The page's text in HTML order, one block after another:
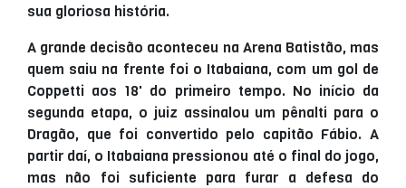
sua gloriosa história.
A grande decisão aconteceu na Arena Batistão, mas
quem saiu na frente foi o Itabaiana, com um gol de
Coppetti aos 18' do primeiro tempo. No início da
segunda etapa, o juiz assinalou um pênalti para o
Dragão, que foi convertido pelo capitão Fábio. A
partir daí, o Itabaiana pressionou até o final do jogo,
mas não foi suficiente para furar a defesa do